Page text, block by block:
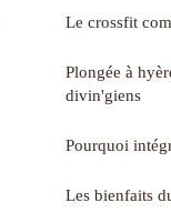
Le crossfit
Plongée à
divin'giens
Pourquoi
Les bienfaits